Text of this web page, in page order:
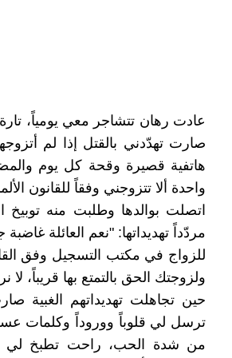
عادت رهان تتشاجر معي يومياً، تارة
صارت تهدّدني بالقتل إذا لم
هاتفية قصيرة وقحة كل يوم
واحدة ألا تتزوجني وفقاً للقانون
اتصلت بوالدها وطلبت منه
مردّداً تهديداتها: "نعم العائلة
للزواج في مكتب التسجيل وفق
ولزوجتك الحق بالتمتع بها قريباً، لا
حين تجاهلت تهديداتهم الغبية
ترسل لي قلوباً ووروداً وكلمات
من شدة الحب، راحت تطبخ لي